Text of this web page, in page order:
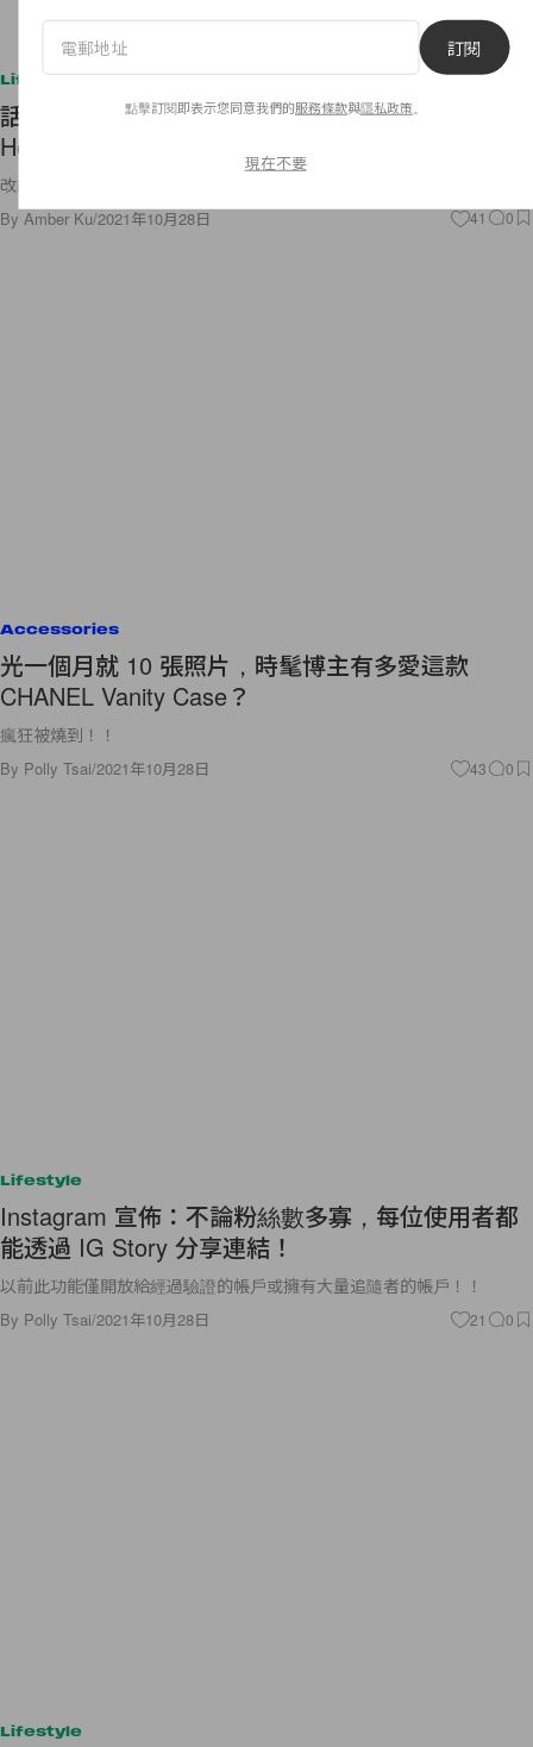
Lifestyle
話題最高：劉亞仁主演 Netflix 韓劇《地獄公使
Hellbound》終於公開正式預告！
改編自《屍速列車》導演延尚昊同名漫畫！
By Amber Ku/2021年10月28日 41 0
Accessories
光一個月就 10 張照片，時髦博主有多愛這款
CHANEL Vanity Case？
瘋狂被燒到！！
By Polly Tsai/2021年10月28日 43 0
Lifestyle
Instagram 宣佈：不論粉絲數多寡，每位使用者都
能透過 IG Story 分享連結！
以前此功能僅開放給經過驗證的帳戶或擁有大量追隨者的帳戶！！
By Polly Tsai/2021年10月28日 21 0
Lifestyle
訂閱
點擊訂閱即表示您同意我們的服務條款與隱私政策
現在不要